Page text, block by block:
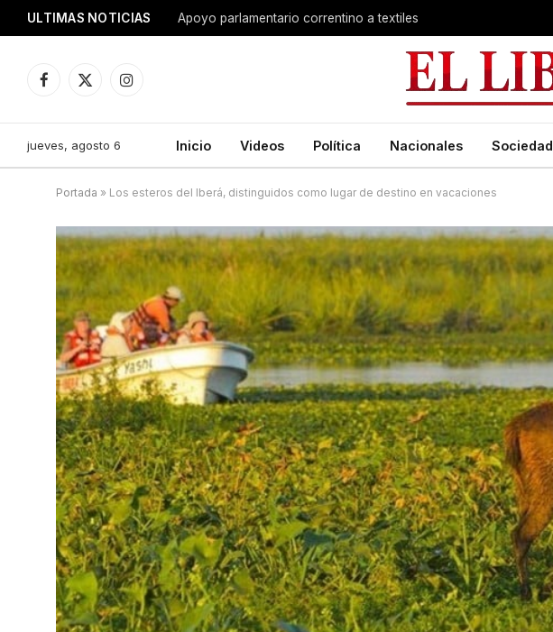
ULTIMAS NOTICIAS Apoyo parlamentario correntino a textiles
Facebook
X
Instagram
jueves, agosto 6 Inicio Videos Política Nacionales Sociedad
Portada » Los esteros del Iberá, distinguidos como lugar de destino en vacaciones